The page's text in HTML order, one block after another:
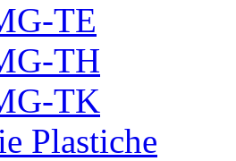
TE
TH
TK
Plastiche